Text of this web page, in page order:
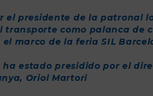
el presidente de la patronal
transporte como palanca
el marco de la feria SIL
estado presidido por el
Oriol Martori